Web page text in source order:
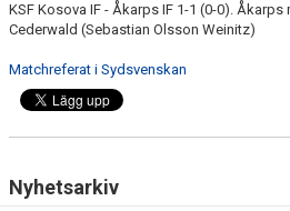
KSF Kosova IF - Åkarps IF 1-1 (0-0).
Cederwald (Sebastian Olsson Weinitz)
Matchreferat i Sydsvenskan
Nyhetsarkiv